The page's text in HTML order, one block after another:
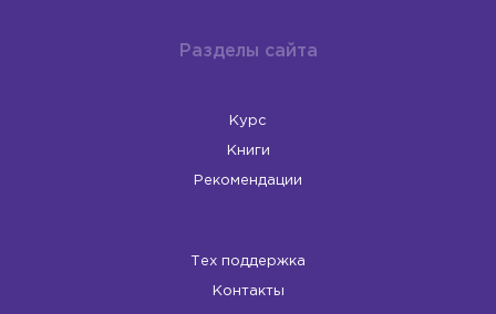
Разделы сайта
Курс
Книги
Рекомендации
Тех поддержка
Контакты